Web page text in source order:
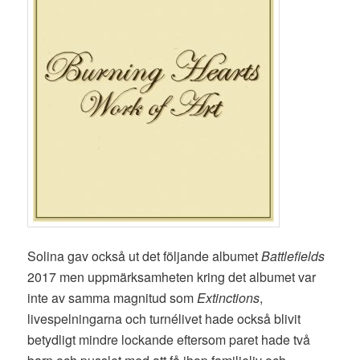
Solina gav också ut det följande albumetBattlefields
2017 men uppmärksamheten kring det albumet var
inte av samma magnitud som Extinctions,
livespelningarna och turnélivet hade också blivit
betydligt mindre lockande eftersom paret hade två